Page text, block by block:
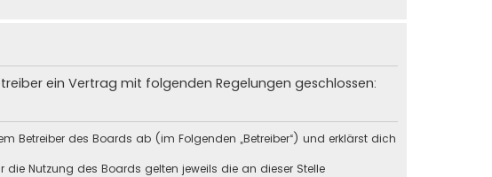
ein Vertrag mit folgenden Regelungen geschlossen:
Betreiber des Boards ab (im Folgenden „Betreiber“) und erklärst dich
Nutzung des Boards gelten jeweils die an dieser Stelle